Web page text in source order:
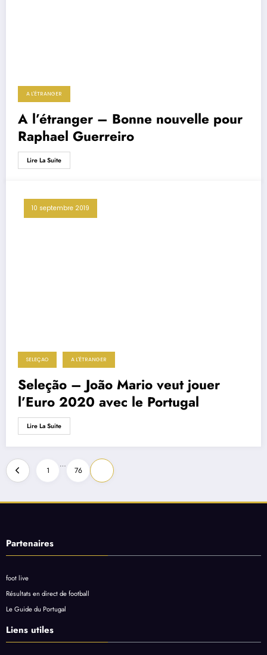
A L'ÉTRANGER
A l’étranger – Bonne nouvelle pour
Raphael Guerreiro
Lire La Suite
10 septembre 2019
SELEÇAO A L'ÉTRANGER
Seleção – João Mario veut jouer
l’Euro 2020 avec le Portugal
Lire La Suite
Pagination
des
publications
1
…
76
Partenaires
foot live
Résultats en direct de football
Le Guide du Portugal
Liens utiles